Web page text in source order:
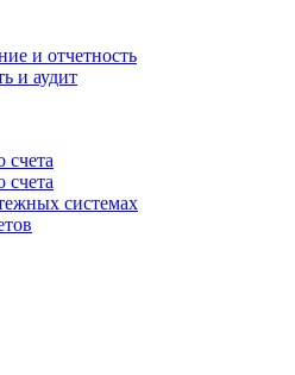
и отчетность
и аудит
счета
счета
системах